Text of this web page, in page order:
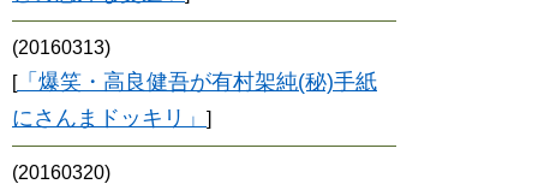
(20160313)
[「爆笑・高良健吾が有村架純(秘)手紙
にさんまドッキリ」 ]
(20160320)